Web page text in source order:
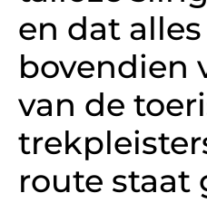
en dat alles
bovendien
van de
route staat